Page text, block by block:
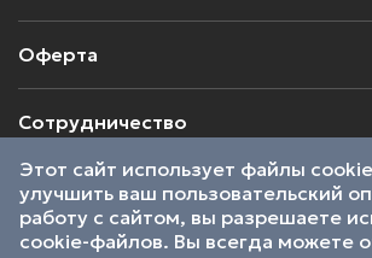
Оферта
Сотрудничество
2026 © SkillsProof | Все права защищены
Пользовательское соглашение
Являемся
Этот сайт использует файлы
улучшить ваш пользовательский
работу с сайтом, вы разрешаете
cookie-файлов. Вы всегда можете